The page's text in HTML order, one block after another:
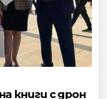
книги с дрон